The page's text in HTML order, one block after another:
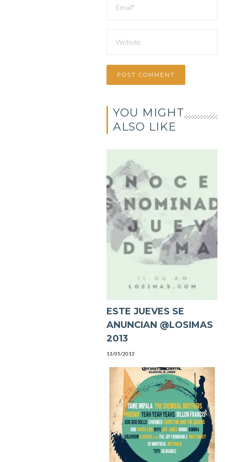
YOU MIGHT
ALSO LIKE
ESTE JUEVES SE
ANUNCIAN @LOSIMAS
2013
13/05/2013